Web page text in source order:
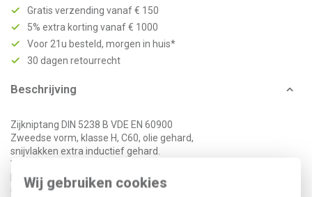
Wij gebruiken cookies
Gratis verzending vanaf € 150
5% extra korting vanaf € 1000
Voor 21u besteld, morgen in huis*
30 dagen retourrecht
Beschrijving
Zijkniptang DIN 5238 B VDE EN 60900
Zweedse vorm, klasse H, C60, olie gehard,
snijvlakken extra inductief gehard.
Voor zachte en harde draden tot 200 kp/mm²
Hoogglans verchroomd.
Opgestoken isolatiehulzen.